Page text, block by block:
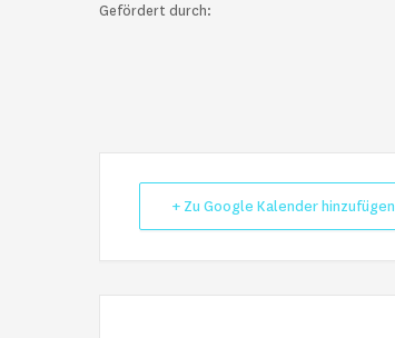
Gefördert durch:
+ Zu Google Kalender hinzufügen